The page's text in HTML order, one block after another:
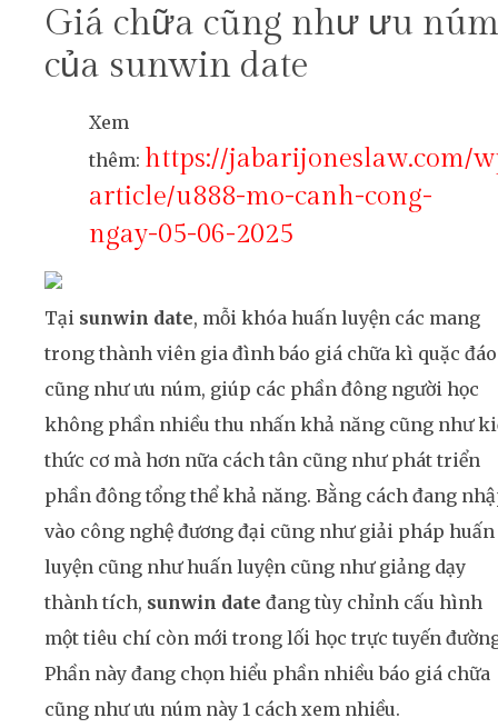
Giá chữa cũng như ưu núm
của sunwin date
Xem
thêm: https://jabarijoneslaw.com/
article/u888-mo-canh-cong-
ngay-05-06-2025
Tại sunwin date, mỗi khóa huấn luyện các mang
trong thành viên gia đình báo giá chữa kì quặc đáo
cũng như ưu núm, giúp các phần đông người học
không phần nhiều thu nhấn khả năng cũng như
thức cơ mà hơn nữa cách tân cũng như phát triển
phần đông tổng thể khả năng. Bằng cách đang
vào công nghệ đương đại cũng như giải pháp huấn
luyện cũng như huấn luyện cũng như giảng dạy
thành tích, sunwin date đang tùy chỉnh cấu hình
một tiêu chí còn mới trong lối học trực tuyến
Phần này đang chọn hiểu phần nhiều báo giá chữa
cũng như ưu núm này 1 cách xem nhiều.